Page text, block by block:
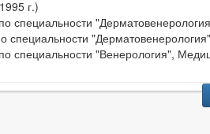
г.)
специальности
специальности
специальности "Венерология",